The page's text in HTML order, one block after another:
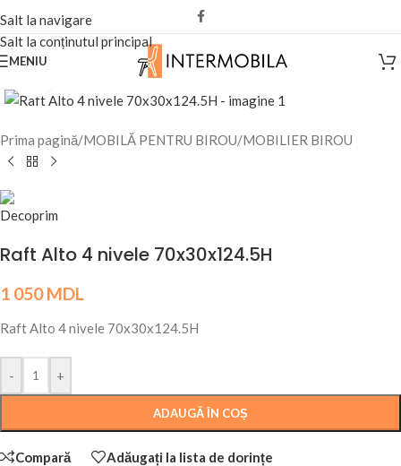
Salt la navigare
Salt la conținutul principal
MENIU
Fă clic pentru a mări
Prima pagină/MOBILĂ PENTRU BIROU/MOBILIER BIROU
Raft Alto 4 nivele 70x30x124.5H
1 050MDL
Raft Alto 4 nivele 70x30x124.5H
- +
ADAUGĂ ÎN COȘ
Compară Adăugați la lista de dorințe